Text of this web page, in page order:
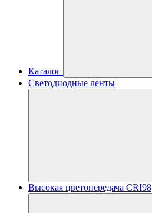
Каталог
Светодиодные ленты
Высокая цветопередача CRI98